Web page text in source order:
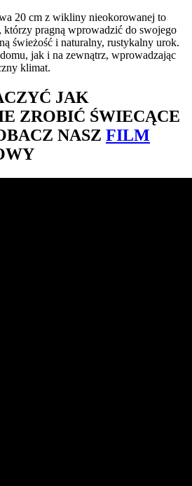
20 cm z wikliny nieokorowanej to
którzy pragną wprowadzić do swojego
świeżość i naturalny, rustykalny urok.
jak i na zewnątrz, wprowadzając
klimat.
JAK
ZROBIĆ ŚWIECĄCE
NASZ FILM